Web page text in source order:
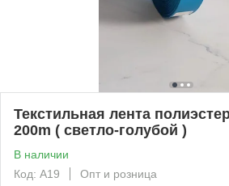
Текстильная лента
200m ( светло-голубой )
В наличии
Код: А19
Опт и розница